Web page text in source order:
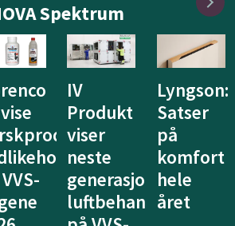
Spektrum
Niprox
lanserer
nytt
system
for
legionellasikring
KE
Fibertec
vil vise
at
kan